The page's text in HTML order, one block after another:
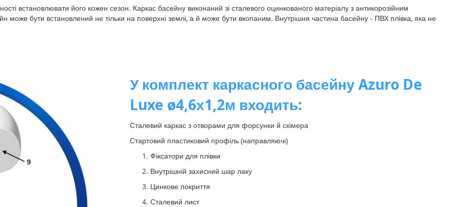
встановлювати його кожен сезон. Каркас басейну виконаний зі сталевого оцинкованого матеріалу з антикорозійним
може бути встановлений не тільки на поверхні землі, а й може бути вкопаним. Внутрішня частина басейну - ПВХ плівка, яка не
У комплект каркасного басейну Azuro De
Luxe ø4,6х1,2м входить:
Сталевий каркас з отворами для форсунки й скімера
Стартовий пластиковий профіль (направляючі)
Фіксатори для плівки
Внутрішній захисний шар лаку
Цинкове покриття
Сталевий лист